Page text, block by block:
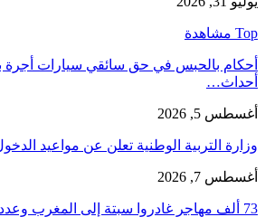
Top مشاهدة
أحكام بالحبس في حق سائقي سيارات أجرة
أحداث…
أغسطس 5, 2026
وزارة التربية الوطنية تعلن عن مواعيد
أغسطس 7, 2026
73 ألف مهاجر غادروا سبتة إلى المغرب وعدد القتلى يرتفع لـ71